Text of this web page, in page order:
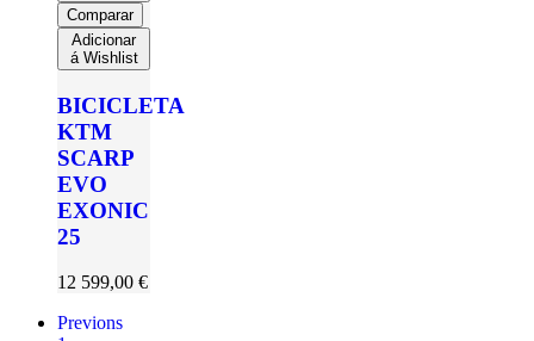
Comparar
Adicionar
á Wishlist
BICICLETA
KTM
SCARP
EVO
EXONIC
25
12 599,00 €
Previons